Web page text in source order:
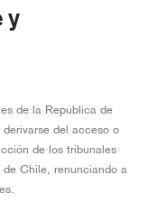
y
de la República de
del acceso o
de los tribunales
Chile, renunciando a